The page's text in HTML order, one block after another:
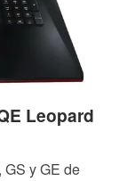
Leopard
y GE de